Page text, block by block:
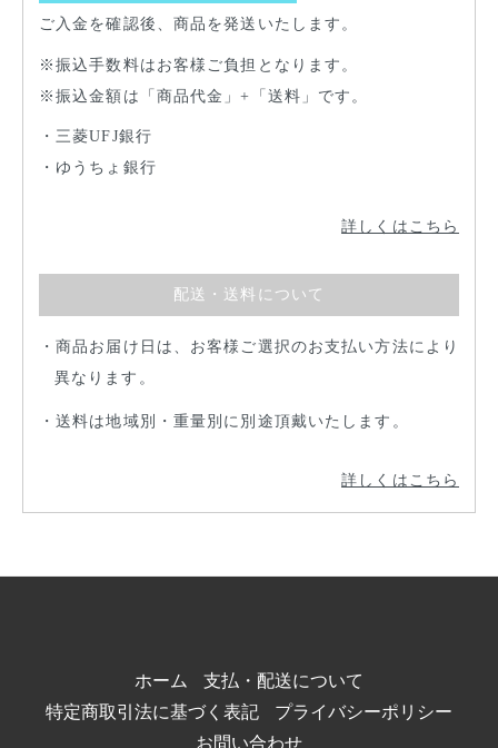
ご入金を確認後、商品を発送いたします。
振込手数料はお客様ご負担となります。
振込金額は「商品代金」+「送料」です。
三菱UFJ銀行
ゆうちょ銀行
詳しくはこちら
配送・送料について
商品お届け日は、お客様ご選択のお支払い方法により
異なります。
送料は地域別・重量別に別途頂戴いたします。
詳しくはこちら
ホーム
支払・配送について
特定商取引法に基づく表記
プライバシーポリシー
お問い合わせ